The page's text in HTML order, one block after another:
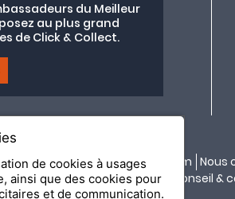
du Meilleur
au plus grand
de Click & Collect.
collectif lemeilleurchezvous.com Nous
édité parAPI & YOU| Agence conseil &
de cookies à usages
ainsi que des cookies pour
et de communication.